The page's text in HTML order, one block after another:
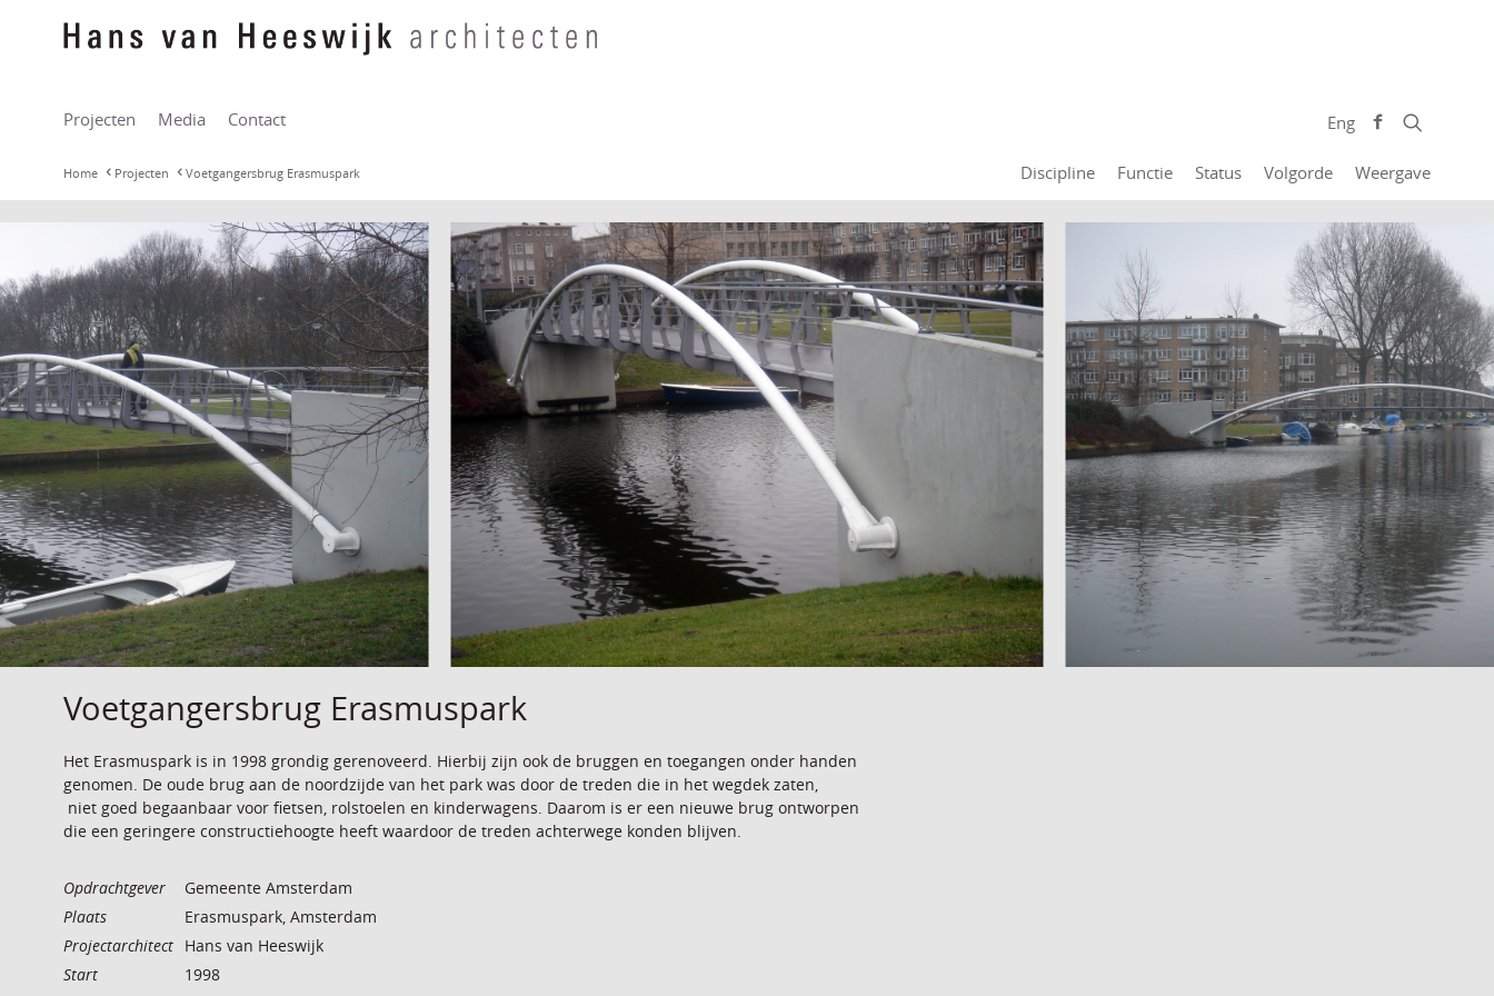
Projecten Media Contact Eng
Home Projecten Voetgangersbrug Erasmuspark Discipline Functie Status Volgorde Weergave
Voetgangersbrug Erasmuspark
Het Erasmuspark is in 1998 grondig gerenoveerd. Hierbij zijn ook de bruggen en toegangen onder handen
genomen. De oude brug aan de noordzijde van het park was door de treden die in het wegdek zaten,
niet goed begaanbaar voor fietsen, rolstoelen en kinderwagens. Daarom is er een nieuwe brug ontworpen
die een geringere constructiehoogte heeft waardoor de treden achterwege konden blijven.
Opdrachtgever
Gemeente Amsterdam
Plaats
Erasmuspark, Amsterdam
Projectarchitect Hans van Heeswijk
Start
1998